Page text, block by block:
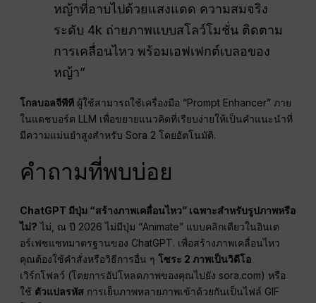
หญ้าที่อาบไปด้วยแสงแดด ความสมจริง
ระดับ 4k ถ่ายภาพแบบสโลว์โมชั่น ติดตาม
การเคลื่อนไหว พร้อมเอฟเฟกต์เบลอของ
หญ้า”
โกลบอลจีพีที ผู้ใช้สามารถใช้เครื่องมือ “Prompt Enhancer” ภาย
ในแดชบอร์ด LLM เพื่อขยายแนวคิดที่เรียบง่ายให้เป็นคำแนะนำที่
มีความแม่นยำสูงสำหรับ Sora 2 โดยอัตโนมัติ.
คำถามที่พบบ่อย
ChatGPT มีปุ่ม “สร้างภาพเคลื่อนไหว” เฉพาะสำหรับรูปภาพหรือ
ไม่? ไม่, ณ ปี 2026 ไม่มีปุ่ม “Animate” แบบคลิกเดียวในอินเต
อร์เฟซแชทมาตรฐานของ ChatGPT. เพื่อสร้างภาพเคลื่อนไหว
คุณต้องใช้คำสั่งหรือวิธีการอื่น ๆโซระ 2 ภาพเป็นวิดีโอ
เวิร์กโฟลว์ (โดยการอัปโหลดภาพของคุณไปยัง sora.com) หรือ
ใช้ ตัวแปลรหัส การเย็บภาพหลายภาพเข้าด้วยกันเป็นไฟล์ GIF